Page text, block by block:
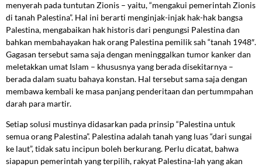
menyerah pada tuntutan Zionis – yaitu, “mengakui pemerintah Zionis
di tanah Palestina”. Hal ini berarti menginjak-injak hak-hak bangsa
Palestina, mengabaikan hak historis dari pengungsi Palestina dan
bahkan membahayakan hak orang Palestina pemilik sah “tanah 1948″.
Gagasan tersebut sama saja dengan meninggalkan tumor kanker dan
meletakkan umat Islam – khususnya yang berada disekitarnya –
berada dalam suatu bahaya konstan. Hal tersebut sama saja dengan
membawa kembali ke masa panjang penderitaan dan pertummpahan
darah para martir.
Setiap solusi mustinya didasarkan pada prinsip “Palestina untuk
semua orang Palestina”. Palestina adalah tanah yang luas “dari sungai
ke laut”, tidak satu incipun boleh berkurang. Perlu dicatat, bahwa
siapapun pemerintah yang terpilih, rakyat Palestina-lah yang akan